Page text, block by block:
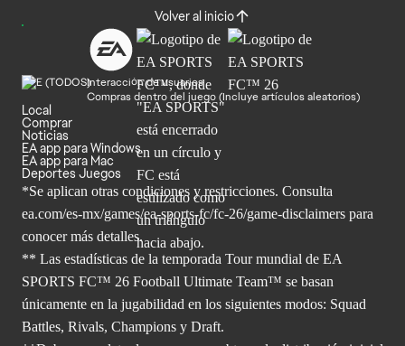
Volver al inicio
Interacción de usuarios
Compras dentro del juego (Incluye artículos aleatorios)
Local
Comprar
Noticias
EA app para Windows
EA app para Mac
Deportes Juegos
*Se aplican otras condiciones y restricciones. Consulta
ea.com/es-mx/games/ea-sports-fc/fc-26/game-disclaimers para
conocer más detalles.
** Las estadísticas de la temporada Tour mundial de EA
SPORTS FC™ 26 Football Ultimate Team™ se basan
únicamente en la jugabilidad en los siguientes modos: Squad
Battles, Rivals, Champions y Draft.